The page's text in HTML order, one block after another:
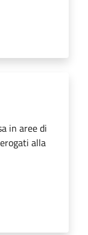
in aree di
alla